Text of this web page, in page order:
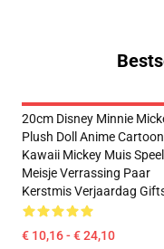
20cm Disney Minnie
Plush Doll Anime Cartoon
Kawaii Mickey Muis
Meisje Verrassing Paar
Kerstmis Verjaardag
€ 10,16 - € 24,10